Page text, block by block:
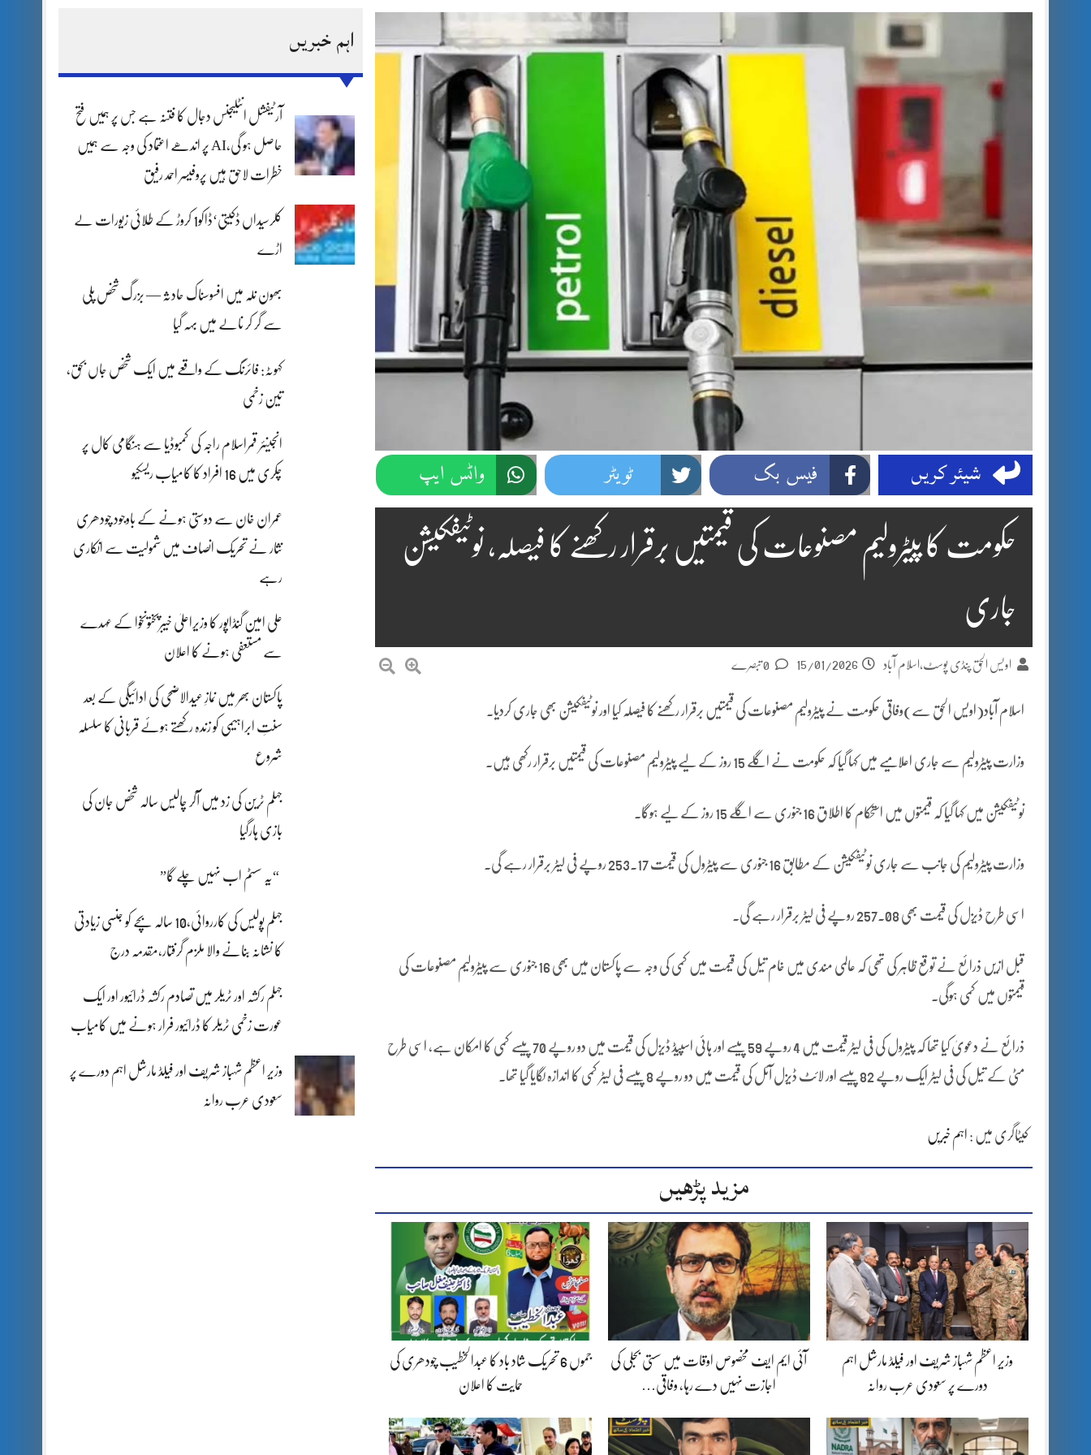
اہم خبریں
آرٹیفشل انٹلیجنس دجال کا فتنہ ہے جس پر ہمیں فتح
حاصل ہو گی،AI پر اندھے اعتماد کی وجہ سے ہمیں
خطرات لاحق ہیں پروفیسر احمد رفیق
کلرسیداں ڈکیتی‘ڈاکو1 کروڑ کے طلائی زیورات لے
اڑے
بھون نلہ میں افسوسناک حادثہ — بزرگ شخص پلی
سے گر کر نالے میں بہہ گیا
کہوٹہ: فائرنگ کے واقعے میں ایک شخص جاں بحق،
تین زخمی
انجینئر قمراسلام راجہ کی کمبوڈیا سے ہنگامی کال پر
چکری میں 16 افراد کا کامیاب ریسکیو
عمران خان سے دوستی ہونے کے باوجود چودھری
نثار نے تحریک انصاف میں شمولیت سے انکاری
رہے
علی امین گنڈاپور کا وزیراعلیٰ خیبرپختونخوا کے عہدے
سے مستعفی ہونے کا اعلان
پاکستان بھر میں نمازِ عیدالاضحی کی ادائیگی کے بعد
سنتِ ابراہیمی کو زندہ رکھتے ہوئے قربانی کا سلسلہ
شروع
جہلم ٹرین کی زد میں آکر چالیس سالہ شخص جان کی
بازی ہارگیا
“یہ سسٹم اب نہیں چلے گا”
جہلم پولیس کی کارروائی،10 سالہ بچے کو جنسی زیادتی
کا نشانہ بنانے والا ملزم گرفتار،مقدمہ درج
جہلم رکشہ اور ٹریلر میں تصادم رکشہ ڈرائیور اور ایک
عورت زخمی ٹریلر کا ڈرائیور فرار ہونے میں کامیاب
وزیر اعظم شہباز شریف اور فیلڈ مارشل اہم دورے پر
سعودی عرب روانہ
شیئر کریں فیس بک ٹویٹر واٹس ایپ
حکومت کا پیٹرولیم مصنوعات کی قیمتیں برقرار رکھنے کا فیصلہ، نوٹیفکیشن
جاری
اویس الحق پنڈی پوسٹ،اسلام آباد 15/01/2026
اسلام آباد(اویس الحق سے)وفاقی حکومت نے پیٹرولیم مصنوعات کی قیمتیں برقرار رکھنے کا فیصلہ کیا اور نوٹیفکیشن بھی جاری کردیا۔
وزارت پیٹرولیم سے جاری اعلامیے میں کہا گیا کہ حکومت نے اگلے 15 روز کے لیے پیٹرولیم مصنوعات کی قیمتیں برقرار رکھی ہیں۔
نوٹیفکیشن میں کہا گیا کہ قیمتوں میں استحکام کا اطلاق 16 جنوری سے اگلے 15 روز کے لیے ہوگا۔
وزارت پیٹرولیم کی جانب سے جاری نوٹیفکیشن کے مطابق 16 جنوری سے پیٹرول کی قیمت 253.17 روپے فی لیٹر برقرار رہے گی۔
اسی طرح ڈیزل کی قیمت بھی 257.08 روپے فی لیٹر برقرار رہے گی۔
قبل ازیں ذرائع نے توقع ظاہر کی تھی کہ عالمی مندی میں خام تیل کی قیمت میں کمی کی وجہ سے پاکستان میں بھی 16 جنوری سے پیٹرولیم مصنوعات کی
قیمتوں میں کمی ہوگی۔
ذرائع نے دعویٰ کیا تھا کہ پیٹرول کی فی لیٹر قیمت میں 4 روپے 59 پیسے اور ہائی اسپیڈ ڈیزل کی قیمت میں دو روپے 70 پیسے کمی کا امکان ہے، اسی طرح
مٹی کے تیل کی فی لیٹر ایک روپے 82 پیسے اور لائٹ ڈیزل آئل کی قیمت میں دو روپے 8 پیسے فی لیٹر کمی کا اندازہ لگایا گیا تھا۔
کیٹاگری میں : اہم خبریں
مزید پڑھیں
وزیر اعظم شہباز شریف اور فیلڈ مارشل اہم
دورے پر سعودی عرب روانہ
آئی ایم ایف مخصوص اوقات میں سستی بجلی کی
اجازت نہیں دے رہا، وفاقی…
جموں 6 تحریک شاد باد کا عبدالخطیب چودھری کی
حمایت کا اعلان